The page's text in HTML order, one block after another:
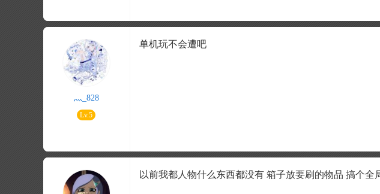
灬_828
Lv.5
单机玩不会遭吧
以前我都人物什么东西都没有 箱子放要刷的物品 搞个全